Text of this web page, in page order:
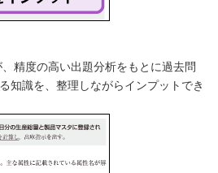
精度の高い出題分析をもとに過去問
知識を、整理しながらインプットでき